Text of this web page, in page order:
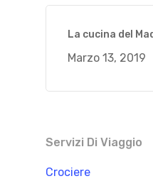
La cucina del
Marzo 13, 2019
Servizi Di Viaggio
Crociere